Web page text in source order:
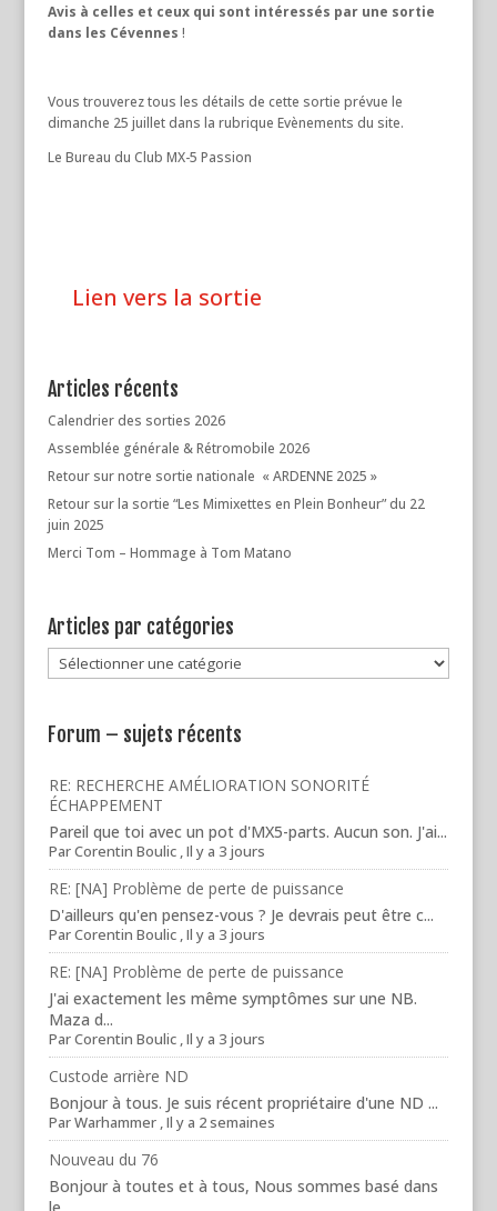
Avis à celles et ceux qui sont intéressés par une sortie
dans les Cévennes !
Vous trouverez tous les détails de cette sortie prévue le
dimanche 25 juillet dans la rubrique Evènements du site.
Le Bureau du Club MX-5 Passion
Lien vers la sortie
Articles récents
Calendrier des sorties 2026
Assemblée générale & Rétromobile 2026
Retour sur notre sortie nationale « ARDENNE 2025 »
Retour sur la sortie “Les Mimixettes en Plein Bonheur” du 22
juin 2025
Merci Tom – Hommage à Tom Matano
Articles par catégories
Articles
par
Forum – sujets récents
RE: RECHERCHE AMÉLIORATION SONORITÉ
ÉCHAPPEMENT
Pareil que toi avec un pot d'MX5-parts. Aucun son. J'ai...
ParCorentin Boulic,Il y a 3 jours
RE: [NA] Problème de perte de puissance
D'ailleurs qu'en pensez-vous ? Je devrais peut être c...
ParCorentin Boulic,Il y a 3 jours
RE: [NA] Problème de perte de puissance
J'ai exactement les même symptômes sur une NB.
Maza d...
ParCorentin Boulic,Il y a 3 jours
Custode arrière ND
Bonjour à tous. Je suis récent propriétaire d'une ND ...
ParWarhammer,Il y a 2 semaines
Nouveau du 76
Bonjour à toutes et à tous, Nous sommes basé dans